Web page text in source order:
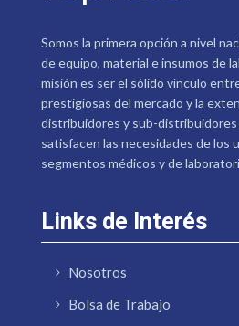
Somos la primera opción a nivel
de equipo, material e insumos de
misión es ser el sólido vínculo
prestigiosas del mercado y la
distribuidores y sub-distribuidores
satisfacen las necesidades de los
segmentos médicos y de
Links de Interés
Nosotros
Bolsa de Trabajo